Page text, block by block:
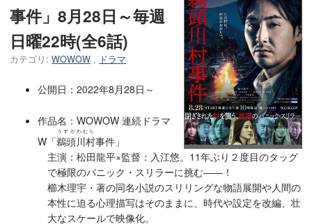
事件」8月28日～毎週
日曜22時(全6話)
カテゴリ: WOWOW , ドラマ
公開日：2022年8月28日～
作品名：WOWOW 連続ドラマ
W「鵜頭川村
うずかわむら
事件」
主演：松田龍平×監督：入江悠。11年ぶり２度目のタッグ
で極限のパニック・スリラーに挑む――！
櫛木理宇・著の同名小説のスリリングな物語展開や人間の
本性に迫る心理描写はそのままに、時代や設定を改編、壮
大なスケールで映像化。